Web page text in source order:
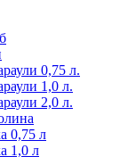
0,75 л.
1,0 л.
2,0 л.
0,75 л
1,0 л